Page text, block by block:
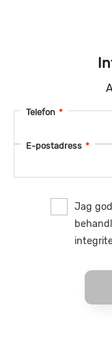
Telefon *
E-postadress *
Jag